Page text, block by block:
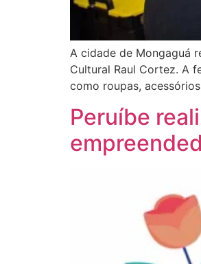
A cidade de Mongaguá
Cultural Raul Cortez. A
como roupas,
Peruíbe